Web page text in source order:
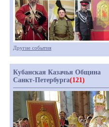
Другие события
Кубанская Казачья Община
Санкт-Петербурга(121)